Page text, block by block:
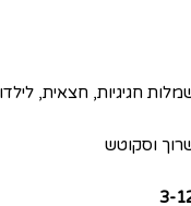
חגיגיות, חצאית,
וסקוטש